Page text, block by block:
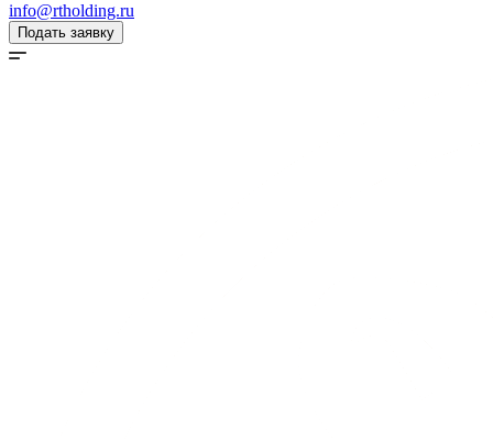
info@rtholding.ru
Подать заявку